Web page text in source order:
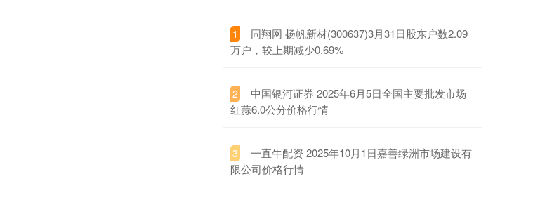
1
​同翔网 扬帆新材(300637)3月31日股东户数2.09
万户，较上期减少0.69%
2
​中国银河证券 2025年6月5日全国主要批发市场
红蒜6.0公分价格行情
3
​一直牛配资 2025年10月1日嘉善绿洲市场建设有
限公司价格行情